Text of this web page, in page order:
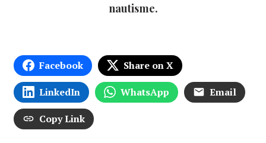
nautisme.
Facebook Share on X
LinkedIn WhatsApp Email
Copy Link